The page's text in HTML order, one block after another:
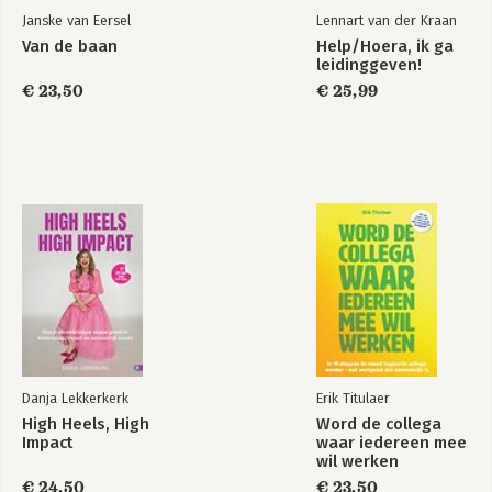
-Case Guerillamarketeer
-Case Rietdekker
8. Ondernemerschap of in loondienst?
-Case Buitensportinstructeur
-Al met al...
-Droombaantips
-Intermezzo 2
DEEL 3: WAT MAAKT EEN BAAN EEN DROOMBAAN?
10. Expertise
-Case Klokkenmaker
-Case Goochelaar
-Case Stralingsdeskundige
-Case Vertegenwoordiger
12. Afwisseling
Janske van Eersel
Van de baan
€ 23,50
Lennart van der Kraan
Help/Hoera, ik ga
leidinggeven!
€ 25,99
Danja Lekkerkerk
High Heels, High
Impact
€ 24,50
Erik Titulaer
Word de collega
waar iedereen mee
wil werken
€ 23,50